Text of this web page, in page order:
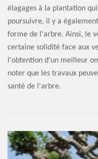
élagages à la plantation
poursuivre, il y a
forme de l'arbre. Ainsi, le
certaine solidité face aux
l'obtention d'un meilleur
noter que les travaux
santé de l'arbre.